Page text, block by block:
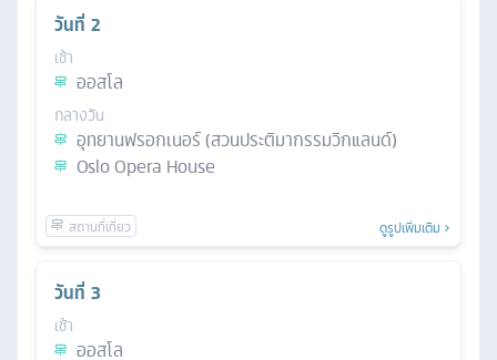
วันที่ 2
เช้า
ออสโล
กลางวัน
อุทยานฟรอกเนอร์ (สวนประติมากรรมวิกแลนด์)
Oslo Opera House
ดูรูปเพิ่มเติม
วันที่ 3
เช้า
ออสโล